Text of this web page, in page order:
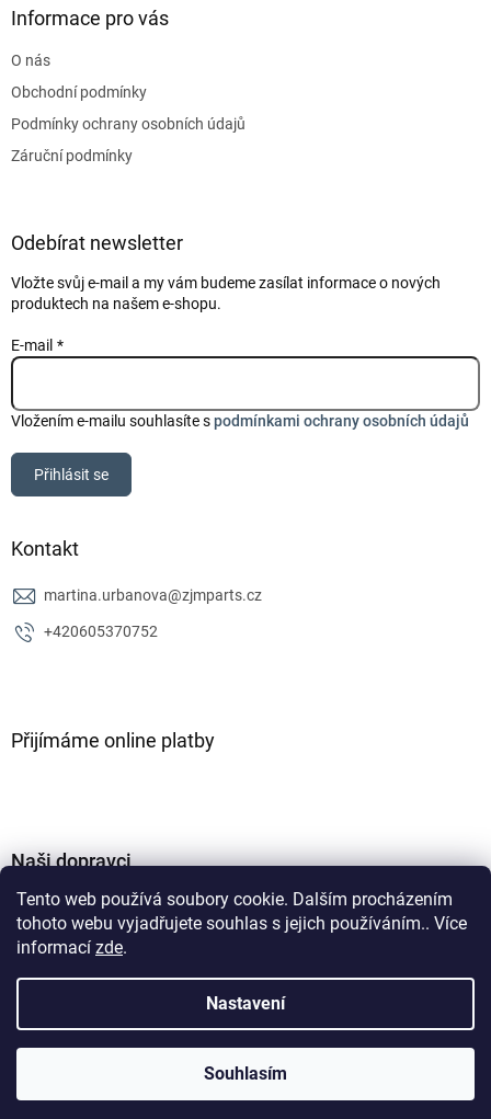
Tento web používá soubory cookie. Dalším procházením
tohoto webu vyjadřujete souhlas s jejich používáním.. Více
informací zde.
Nastavení
Souhlasím
Informace pro vás
O nás
Obchodní podmínky
Podmínky ochrany osobních údajů
Záruční podmínky
Odebírat newsletter
Vložte svůj e-mail a my vám budeme zasílat informace o nových
produktech na našem e-shopu.
E-mail
Vložením e-mailu souhlasíte spodmínkami ochrany osobních údajů
Přihlásit se
Kontakt
martina.urbanova@zjmparts.cz
+420605370752
Přijímáme online platby
Naši dopravci
Vytvořil Shoptet
ZJM parts s.r.o. Všechna práva vyhrazena.